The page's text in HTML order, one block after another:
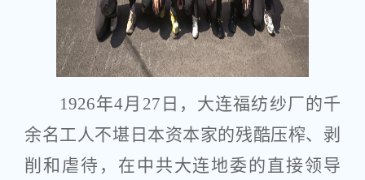
1926年4月27日，大连福纺纱厂的千
余名工人不堪日本资本家的残酷压榨、剥
削和虐待，在中共大连地委的直接领导